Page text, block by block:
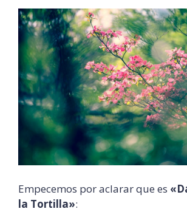
Empecemos por aclarar que es
la Tortilla»: